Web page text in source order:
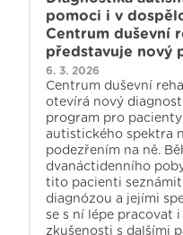
pomoci i v
Centrum duševní
představuje nový
6. 3. 2026
Centrum duševní
otevírá nový
program pro
autistického spektra
podezřením na ně.
dvanáctidenního
tito pacienti seznámit
diagnózou a jejími
se s ní lépe pracovat
zkušenosti s dalšími